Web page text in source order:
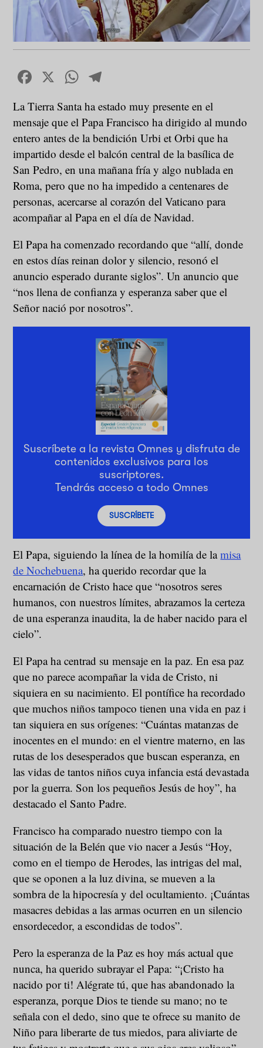
Facebook
X WhatsApp
La Tierra Santa ha estado muy presente en el
mensaje que el Papa Francisco ha dirigido al mundo
entero antes de la bendición Urbi et Orbi que ha
impartido desde el balcón central de la basílica de
San Pedro, en una mañana fría y algo nublada en
Roma, pero que no ha impedido a centenares de
personas, acercarse al corazón del Vaticano para
acompañar al Papa en el día de Navidad.
El Papa ha comenzado recordando que “allí, donde
en estos días reinan dolor y silencio, resonó el
anuncio esperado durante siglos”. Un anuncio que
“nos llena de confianza y esperanza saber que el
Señor nació por nosotros”.
Suscríbete a la revista Omnes y disfruta de
contenidos exclusivos para los
suscriptores.
Tendrás acceso a todo Omnes
SUSCRÍBETE
El Papa, siguiendo la línea de la homilía de lamisa
de Nochebuena, ha querido recordar que la
encarnación de Cristo hace que “nosotros seres
humanos, con nuestros límites, abrazamos la certeza
de una esperanza inaudita, la de haber nacido para el
cielo”.
El Papa ha centrad su mensaje en la paz. En esa paz
que no parece acompañar la vida de Cristo, ni
siquiera en su nacimiento. El pontífice ha recordado
que muchos niños tampoco tienen una vida en paz i
tan siquiera en sus orígenes: “Cuántas matanzas de
inocentes en el mundo: en el vientre materno, en las
rutas de los desesperados que buscan esperanza, en
las vidas de tantos niños cuya infancia está devastada
por la guerra. Son los pequeños Jesús de hoy”, ha
destacado el Santo Padre.
Francisco ha comparado nuestro tiempo con la
situación de la Belén que vio nacer a Jesús “Hoy,
como en el tiempo de Herodes, las intrigas del mal,
que se oponen a la luz divina, se mueven a la
sombra de la hipocresía y del ocultamiento. ¡Cuántas
masacres debidas a las armas ocurren en un silencio
ensordecedor, a escondidas de todos”.
Pero la esperanza de la Paz es hoy más actual que
nunca, ha querido subrayar el Papa: “¡Cristo ha
nacido por ti! Alégrate tú, que has abandonado la
esperanza, porque Dios te tiende su mano; no te
señala con el dedo, sino que te ofrece su manito de
Niño para liberarte de tus miedos, para aliviarte de